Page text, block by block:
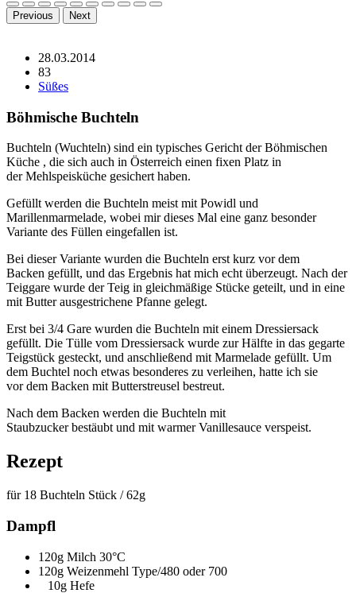
Previous Next
28.03.2014
83
Süßes
Böhmische Buchteln
Buchteln (Wuchteln) sind ein typisches Gericht der Böhmischen
Küche , die sich auch in Österreich einen fixen Platz in
der Mehlspeisküche gesichert haben.
Gefüllt werden die Buchteln meist mit Powidl und
Marillenmarmelade, wobei mir dieses Mal eine ganz besonder
Variante des Füllen eingefallen ist.
Bei dieser Variante wurden die Buchteln erst kurz vor dem
Backen gefüllt, und das Ergebnis hat mich echt überzeugt. Nach der
Teiggare wurde der Teig in gleichmäßige Stücke geteilt, und in eine
mit Butter ausgestrichene Pfanne gelegt.
Erst bei 3/4 Gare wurden die Buchteln mit einem Dressiersack
gefüllt. Die Tülle vom Dressiersack wurde zur Hälfte in das gegarte
Teigstück gesteckt, und anschließend mit Marmelade gefüllt. Um
dem Buchtel noch etwas besonderes zu verleihen, hatte ich sie
vor dem Backen mit Butterstreusel bestreut.
Nach dem Backen werden die Buchteln mit
Staubzucker bestäubt und mit warmer Vanillesauce verspeist.
Rezept
für 18 Buchteln Stück / 62g
Dampfl
120g Milch 30°C
120g Weizenmehl Type/480 oder 700
10g Hefe